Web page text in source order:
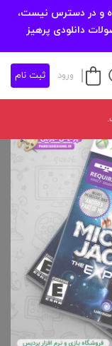
و در دسترس نیست،
دانلودی پرهیز
ورود ثبت نام